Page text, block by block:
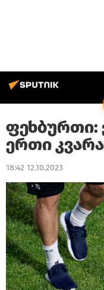
ფეხბურთი:
ერთი
18:42 12.10.2023